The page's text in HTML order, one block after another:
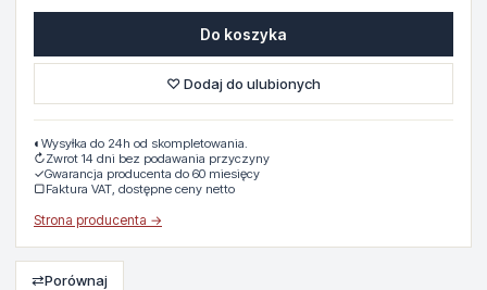
Do koszyka
♡ Dodaj do ulubionych
◐ Wysyłka do 24h od skompletowania.
↻Zwrot 14 dni bez podawania przyczyny
✓Gwarancja producenta do 60 miesięcy
▢Faktura VAT, dostępne ceny netto
Strona producenta →
⇄Porównaj